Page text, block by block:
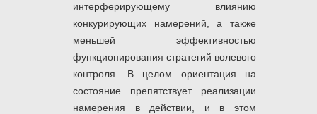
интерферирующему влиянию
конкурирующих намерений, а также
меньшей эффективностью
функционирования стратегий волевого
контроля. В целом ориентация на
состояние препятствует реализации
намерения в действии, и в этом